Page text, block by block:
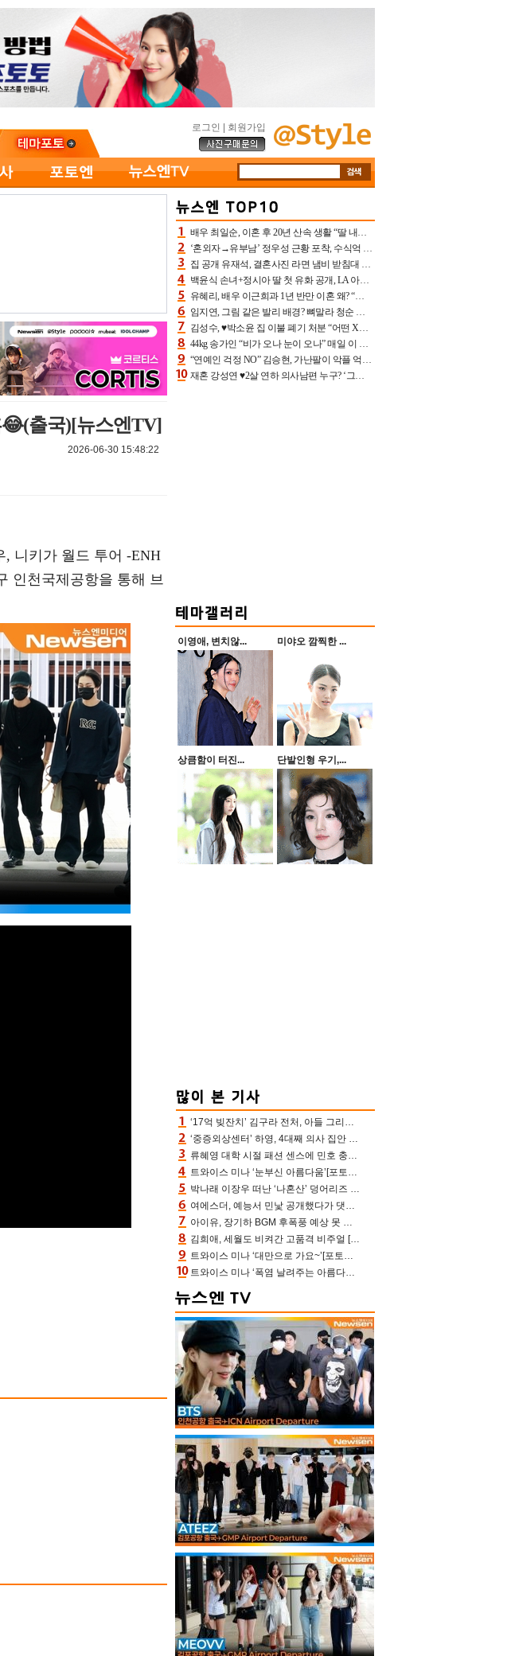
로그인 회원가입
출국)[뉴스엔TV]
2026-06-30 15:48:22
, 니키가 월드 투어 -ENH
인천국제공항을 통해 브
배우 최일순, 이혼 후 20년 산속 생활 “딸 내가 버렸다고 원망‥맘 아파”(특종)[어제TV]
‘혼외자→유부남’ 정우성 근황 포착, 수식억 해킹 피해 후배 만났다 “존경하는”
집 공개 유재석, 결혼사진 라면 냄비 받침대 되고 분노‥가족사진도 피해(놀뭐)[어제TV]
백윤식 손녀+정시아 딸 첫 유화 공개, LA 아트쇼→서울국제조각페스타 작가다운 수준급 실력
유혜리, 배우 이근희과 1년 반만 이혼 왜? “식칼 꽂고 의자 던져” 충격 폭로(특종)[어제TV]
임지연, 그림 같은 발리 배경? 뼈말라 청순 비키니 핏에 상대 안 되네
김성수, ♥박소윤 집 이불 폐기 처분 “어떤 X이랑 썼을지 몰라” 질투(신랑수업2)[어제TV]
44kg 송가인 “비가 오나 눈이 오나” 매일 이 운동, 허벅지 근육량 상승+체지방 감소
“연예인 걱정 NO” 김승현, 가난팔이 악플 억울할만‥아내+딸과 日 여행
재혼 강성연 ♥2살 연하 의사남편 누구? ‘그알’ 자문의에 훈남 비주얼 초엘리트 스펙 [종합]
이영애, 변치않... 미야오 깜찍한 ...
상큼함이 터진... 단발인형 우기,...
‘17억 빚잔치’ 김구라 전처, 아들 그리는 “나 뿐인데” 친엄마 챙기는 효심 눈길
‘중증외상센터’ 하영, 4대째 의사 집안 인증 “증조부, 고종 황제 진료”(옥문아)[어제TV]
류혜영 대학 시절 패션 센스에 민호 충격 “레몬색 레깅스에 다리 없는 줄”(나혼산)
트와이스 미나 ‘눈부신 아름다움’[포토엔HD]
박나래 이장우 떠난 ‘나혼산’ 덩어리즈 왔다, 1인 1케이크에 팜유 전현무 충격[어제TV]
여에스더, 예능서 민낯 공개했다가 댓글에 충격 “눈 왜 저렇게 처졌냐고”(에스더TV)
아이유, 장기하 BGM 후폭풍 예상 못 했나‥삭제 오보→윤가이까지 엮여 시끌
김희애, 세월도 비켜간 고품격 비주얼 [포토엔HD]
트와이스 미나 ‘대만으로 가요~’[포토엔HD]
트와이스 미나 ‘폭염 날려주는 아름다움’[포토엔HD]